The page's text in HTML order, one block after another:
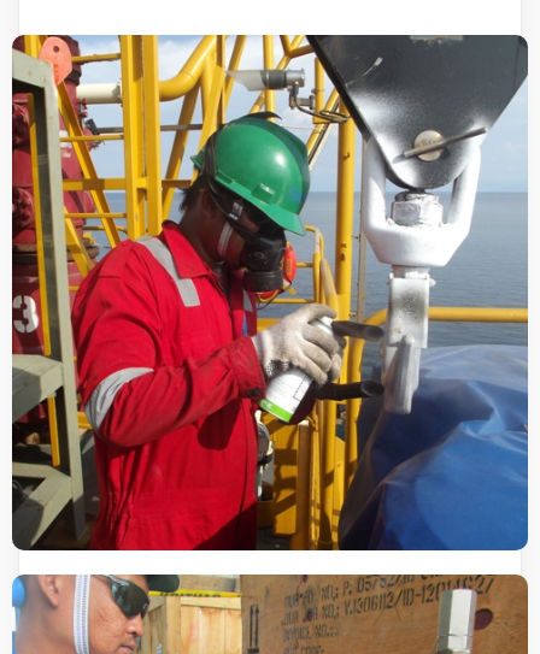
NON DESTRUCTIVE TEST (NDT)